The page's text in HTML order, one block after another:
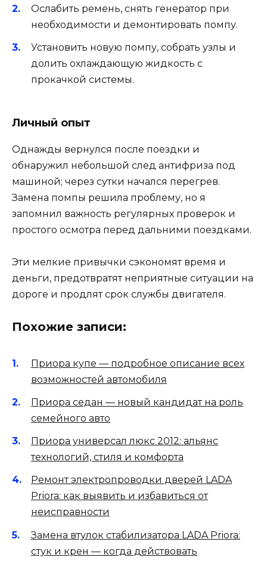
Ослабить ремень, снять генератор при
необходимости и демонтировать помпу.
Установить новую помпу, собрать узлы и
долить охлаждающую жидкость с
прокачкой системы.
Личный опыт
Однажды вернулся после поездки и
обнаружил небольшой след антифриза под
машиной; через сутки начался перегрев.
Замена помпы решила проблему, но я
запомнил важность регулярных проверок и
простого осмотра перед дальними поездками.
Эти мелкие привычки сэкономят время и
деньги, предотвратят неприятные ситуации на
дороге и продлят срок службы двигателя.
Похожие записи:
Приора купе — подробное описание всех
возможностей автомобиля
Приора седан — новый кандидат на роль
семейного авто
Приора универсал люкс 2012: альянс
технологий, стиля и комфорта
Ремонт электропроводки дверей LADA
Priora: как выявить и избавиться от
неисправности
Замена втулок стабилизатора LADA Priora:
стук и крен — когда действовать